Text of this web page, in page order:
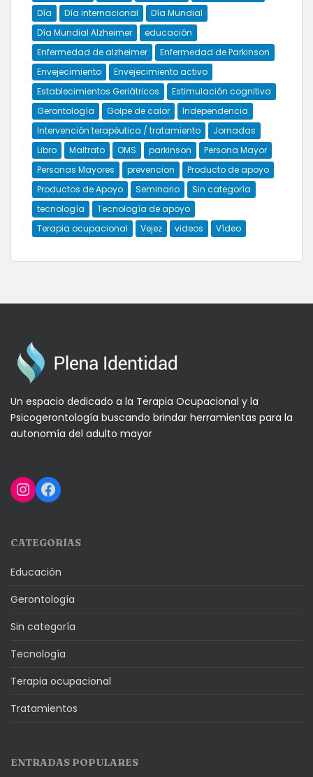
Día
Día internacional
Día Mundial
Día Mundial Alzheimer
educación
Enfermedad de alzheimer
Enfermedad de Parkinson
Envejecimiento
Envejecimiento activo
Establecimientos Geriátricos
Estimulación cognitiva
Gerontología
Golpe de calor
Independencia
Intervención terapéutica / tratamiento
Jornadas
Libro
Maltrato OMS parkinson
Persona Mayor
Personas Mayores
prevencion
Producto de apoyo
Productos de Apoyo
Seminario
Sin categoría
tecnología
Tecnología de apoyo
Terapia ocupacional
Vejez videos Vídeo
Un espacio dedicado a la Terapia Ocupacional y la
Psicogerontología buscando brindar herramientas para la
autonomía del adulto mayor
Instagram
Facebook
CATEGORÍAS
Educación
Gerontología
Sin categoría
Tecnología
Terapia ocupacional
Tratamientos
ENTRADAS POPULARES